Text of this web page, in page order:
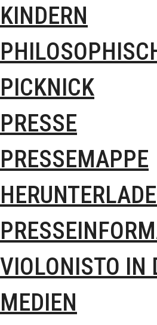
KINDERN
PICKNICK
PRESSE
PRESSEMAPPE
VIOLONISTO IN
MEDIEN